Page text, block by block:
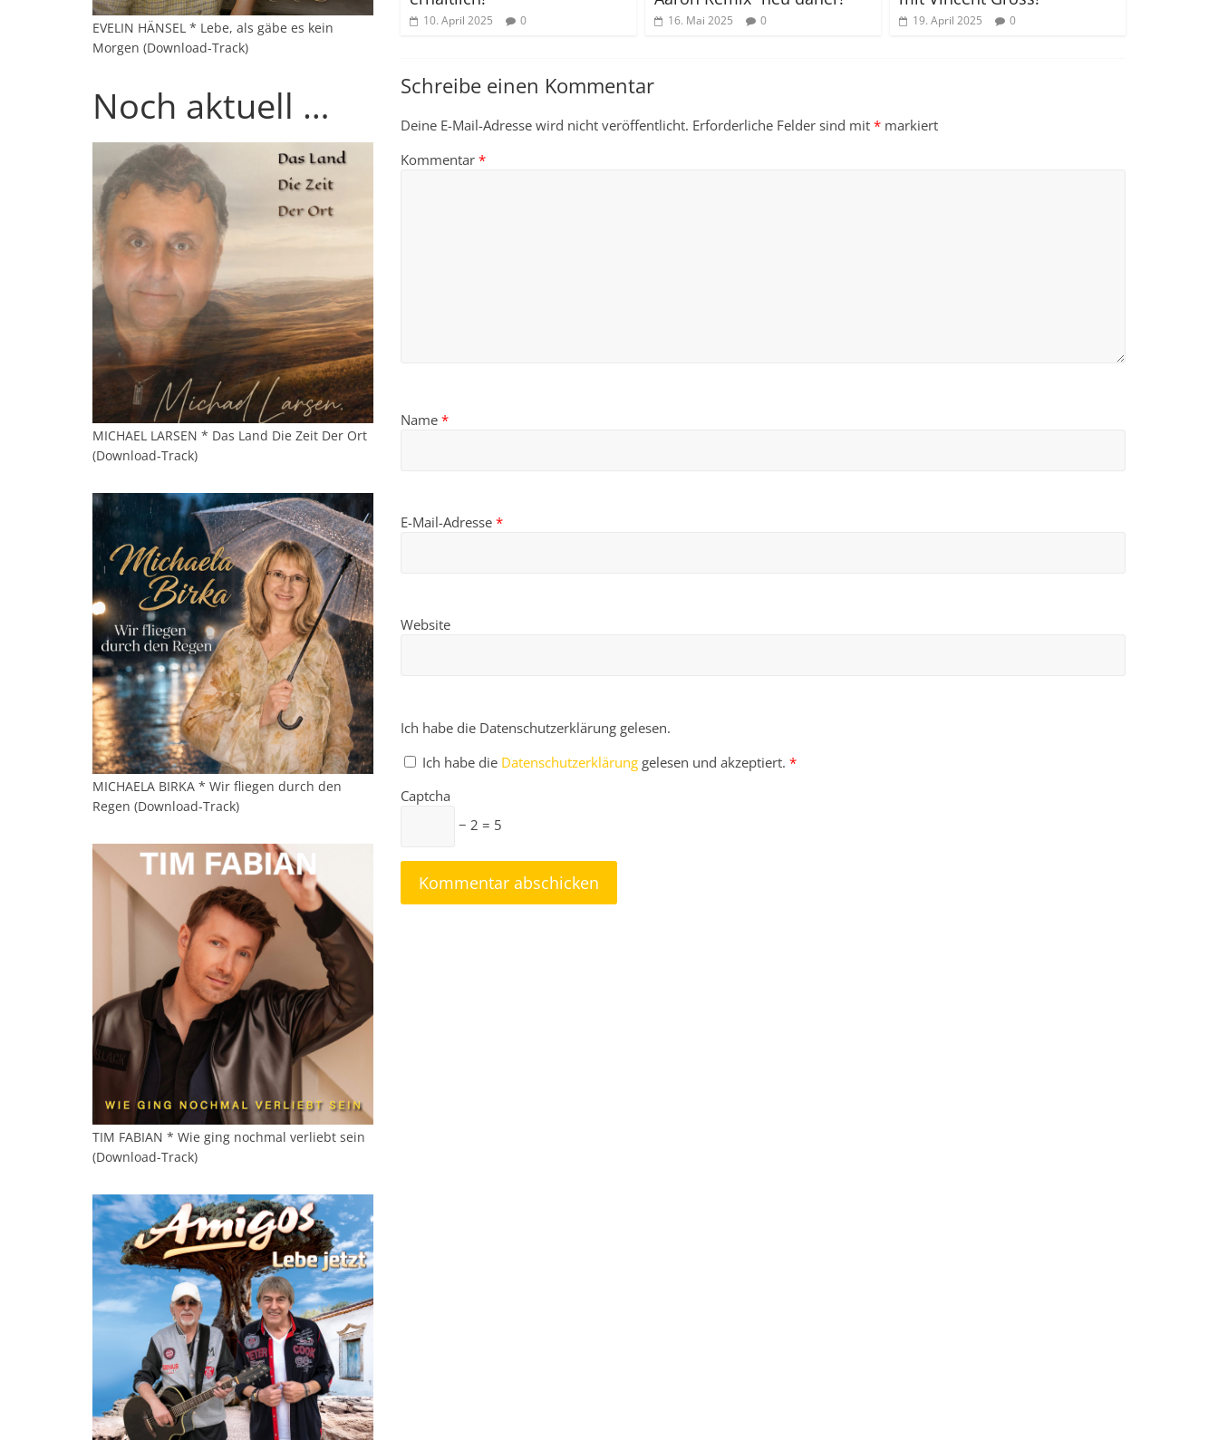
10. April 2025 0 16. Mai 2025 0 19. April 2025 0
Schreibe einen Kommentar
Deine E-Mail-Adresse wird nicht veröffentlicht. Erforderliche Felder sind mit * markiert
Kommentar *
Name *
E-Mail-Adresse *
Website
Ich habe die Datenschutzerklärung gelesen.
Ich habe die Datenschutzerklärung gelesen und akzeptiert. *
Captcha
− 2 = 5
EVELIN HÄNSEL * Lebe, als gäbe es kein
Morgen (Download-Track)
Noch aktuell …
MICHAEL LARSEN * Das Land Die Zeit Der Ort
(Download-Track)
MICHAELA BIRKA * Wir fliegen durch den
Regen (Download-Track)
TIM FABIAN * Wie ging nochmal verliebt sein
(Download-Track)